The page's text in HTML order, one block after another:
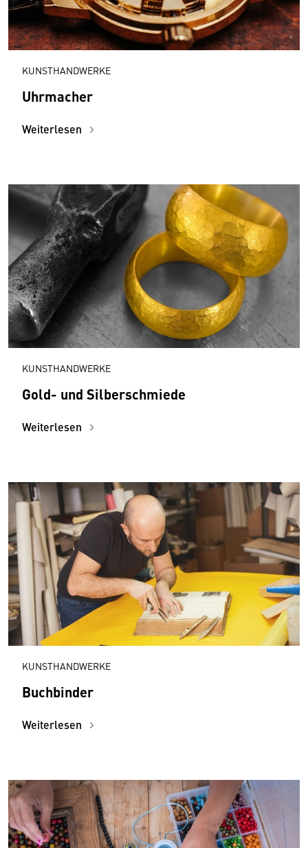
KUNSTHANDWERKE
Uhrmacher
Weiterlesen
KUNSTHANDWERKE
Gold- und Silberschmiede
Weiterlesen
KUNSTHANDWERKE
Buchbinder
Weiterlesen